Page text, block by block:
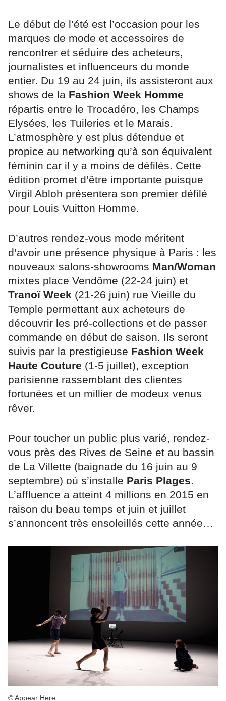
Le début de l’été est l’occasion pour les
marques de mode et accessoires de
rencontrer et séduire des acheteurs,
journalistes et influenceurs du monde
entier. Du 19 au 24 juin, ils assisteront aux
shows de la Fashion Week Homme
répartis entre le Trocadéro, les Champs
Elysées, les Tuileries et le Marais.
L’atmosphère y est plus détendue et
propice au networking qu’à son équivalent
féminin car il y a moins de défilés. Cette
édition promet d’être importante puisque
Virgil Abloh présentera son premier défilé
pour Louis Vuitton Homme.
D’autres rendez-vous mode méritent
d’avoir une présence physique à Paris : les
nouveaux salons-showrooms Man/Woman
mixtes place Vendôme (22-24 juin) et
Tranoï Week (21-26 juin) rue Vieille du
Temple permettant aux acheteurs de
découvrir les pré-collections et de passer
commande en début de saison. Ils seront
suivis par la prestigieuse Fashion Week
Haute Couture (1-5 juillet), exception
parisienne rassemblant des clientes
fortunées et un millier de modeux venus
rêver.
Pour toucher un public plus varié, rendez-
vous près des Rives de Seine et au bassin
de La Villette (baignade du 16 juin au 9
septembre) où s’installe Paris Plages.
L’affluence a atteint 4 millions en 2015 en
raison du beau temps et juin et juillet
s’annoncent très ensoleillés cette année…
© Appear Here